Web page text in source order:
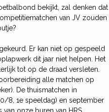
bekijkt, zal denken dat
van JV zouden
Er kan niet op gespeeld
dit jaar niet helpen. Het
tot op de draad versleten.
alle matchen op
De thuismatchen in
8, 1e speeldag) en september